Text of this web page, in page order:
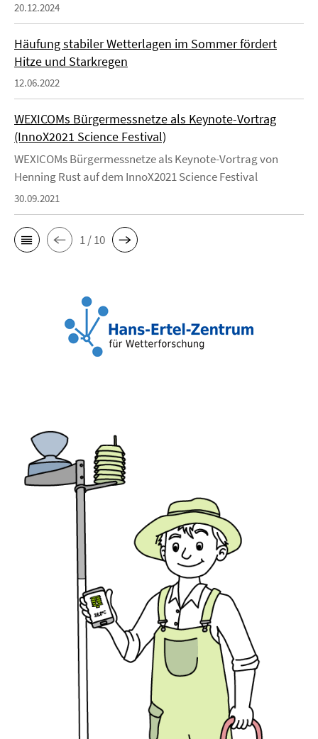
20.12.2024
Häufung stabiler Wetterlagen im Sommer fördert
Hitze und Starkregen
12.06.2022
WEXICOMs Bürgermessnetze als Keynote-Vortrag
(InnoX2021 Science Festival)
WEXICOMs Bürgermessnetze als Keynote-Vortrag von
Henning Rust auf dem InnoX2021 Science Festival
30.09.2021
1 / 10